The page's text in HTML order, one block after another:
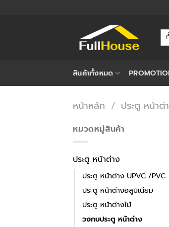
สินค้าทั้งหมด
หน้าหลัก / ประตู หน้าต่
หมวดหมู่สินค้า
ประตู หน้าต่าง
ประตู หน้าต่าง UPVC /PVC
ประตู หน้าต่างอลูมิเนียม
ประตู หน้าต่างไม้
วงกบประตู หน้าต่าง